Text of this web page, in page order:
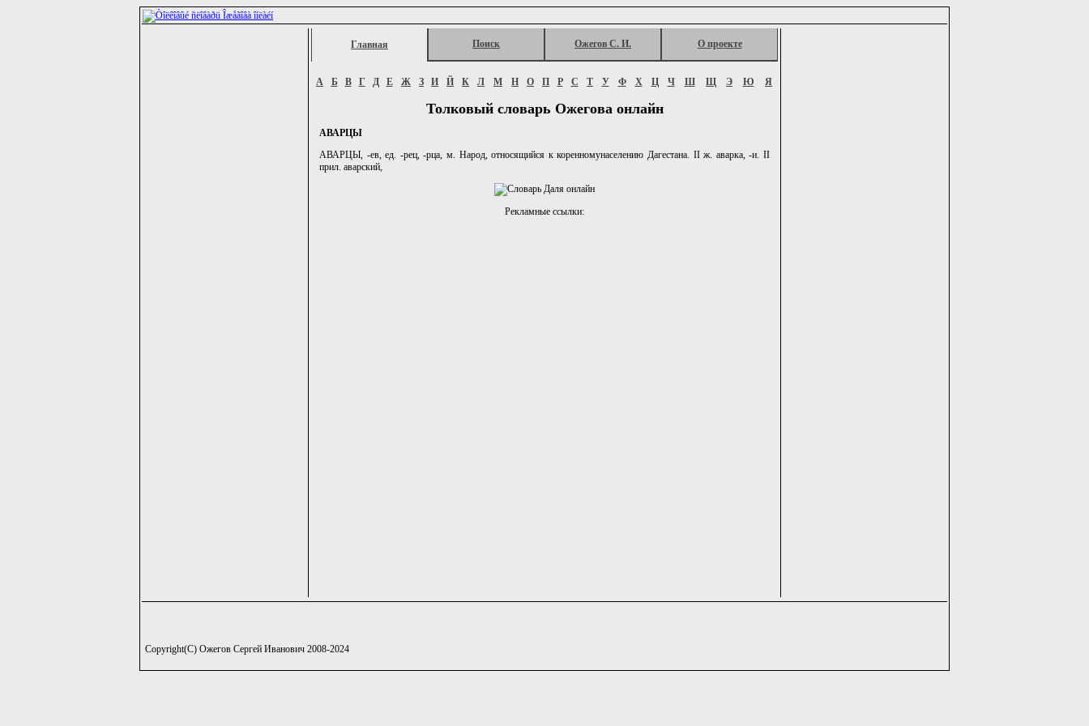
Главная Поиск Ожегов С. И. О проекте
А Б В Г Д Е Ж З И Й К Л М Н О П Р С Т У Ф Х Ц Ч Ш Щ Э Ю Я
Толковый словарь Ожегова онлайн
АВАРЦЫ
АВАРЦЫ, -ев, ед. -рец, -рца, м. Народ, относящийся к коренномунаселению Дагестана. II ж. аварка, -и. II
прил. аварский,
Рекламные ссылки:
Copyright(C) Ожегов Сергей Иванович 2008-2024